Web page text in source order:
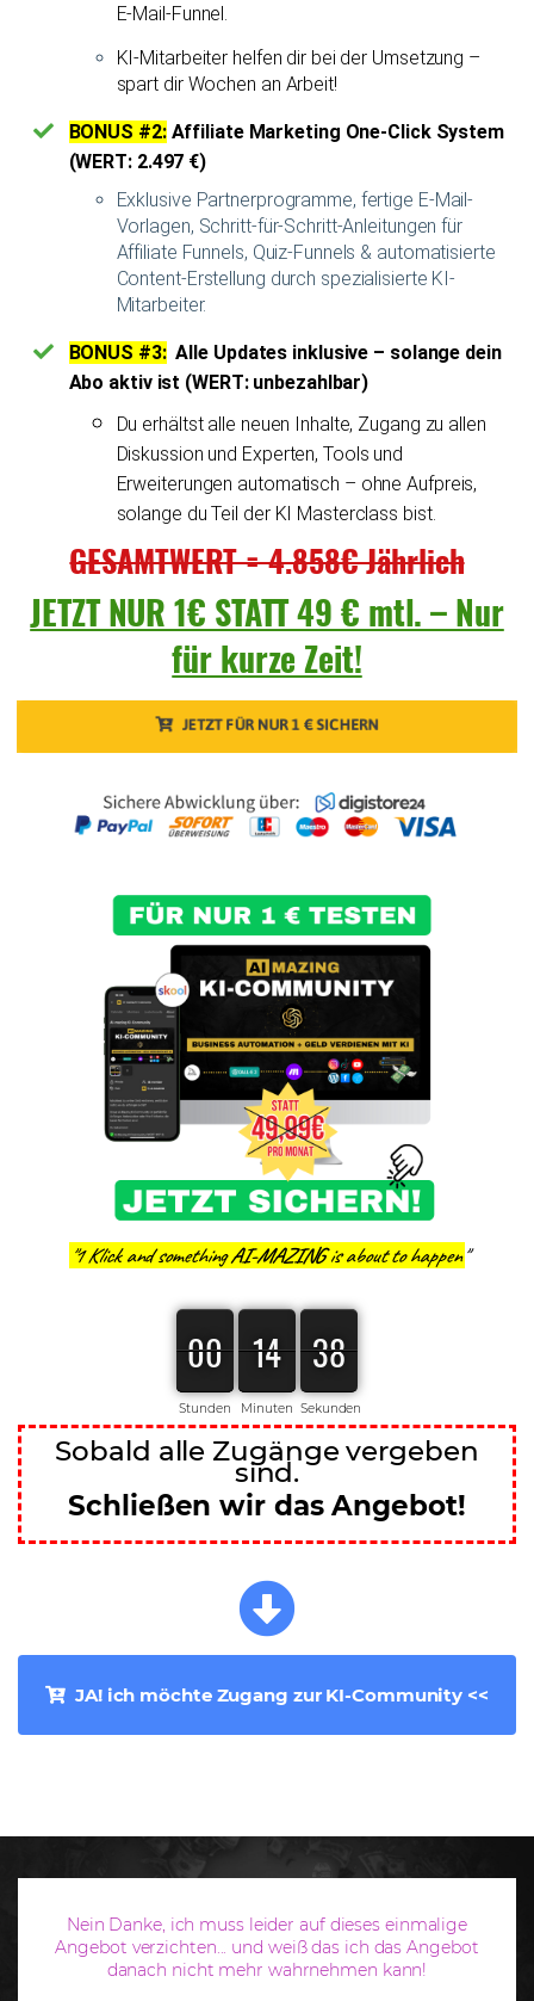
E-Mail-Funnel.
KI-Mitarbeiter helfen dir bei der Umsetzung –
spart dir Wochen an Arbeit!
BONUS #2: Affiliate Marketing One-Click System
(WERT: 2.497 €)
Exklusive Partnerprogramme, fertige E-Mail-
Vorlagen, Schritt-für-Schritt-Anleitungen für
Affiliate Funnels, Quiz-Funnels & automatisierte
Content-Erstellung durch spezialisierte KI-
Mitarbeiter.
BONUS #3: Alle Updates inklusive – solange dein
Abo aktiv ist (WERT: unbezahlbar)
Du erhältst alle neuen Inhalte, Zugang zu allen
Diskussion und Experten, Tools und
Erweiterungen automatisch – ohne Aufpreis,
solange du Teil der KI Masterclass bist.
GESAMTWERT = 4.858€ Jährlich
JETZT NUR 1€ STATT 49 € mtl. – Nur
für kurze Zeit!
JETZT FÜR NUR 1 € SICHERN
"1 Klick and somethingAI-MAZINGis about to happen"
00
00
00
Stunden
14
14
14
Minuten
37
37
38
Sekunden
Sobald alle Zugänge vergeben
sind.
Schließen wir das Angebot!
JA! ich möchte Zugang zur KI-Community <<
Nein Danke, ich muss leider auf dieses einmalige
Angebot verzichten... und weiß das ich das Angebot
danach nicht mehr wahrnehmen kann!